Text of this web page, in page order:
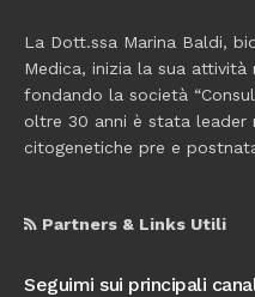
La Dott.ssa Marina Baldi,
Medica, inizia la sua
fondando la società
oltre 30 anni è stata leader
citogenetiche pre e
Partners & Links Utili
Seguimi sui principali